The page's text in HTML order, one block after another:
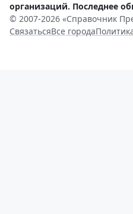
организаций. Последнее
© 2007-2026 «Справочник
СвязатьсяВсе города